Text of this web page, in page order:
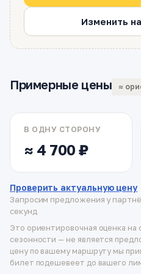
Изменить
Примерные цены ≈
В ОДНУ СТОРОНУ
≈ 4 700 ₽
Проверить актуальную цену
Запросим предложения у
секунд
Это ориентировочная оценка на
сезонности — не является
цену по вашему маршруту мы
билет подешевеет до вашего